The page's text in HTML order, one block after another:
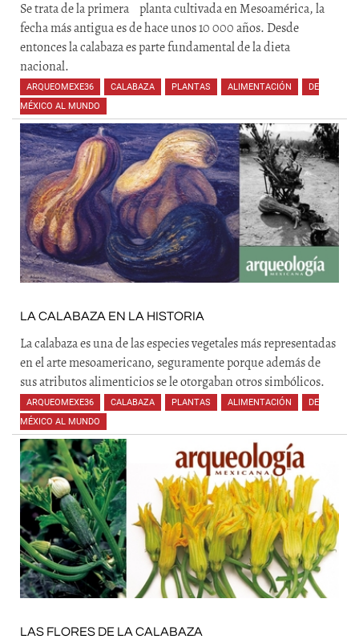
Se trata de la primera planta cultivada en Mesoamérica, la
fecha más antigua es de hace unos 10 000 años. Desde
entonces la calabaza es parte fundamental de la dieta
nacional.
ARQUEOMEXE36 CALABAZA PLANTAS ALIMENTACIÓN
DE
MÉXICO AL MUNDO
LA CALABAZA EN LA HISTORIA
La calabaza es una de las especies vegetales más representadas
en el arte mesoamericano, seguramente porque además de
sus atributos alimenticios se le otorgaban otros simbólicos.
ARQUEOMEXE36 CALABAZA PLANTAS ALIMENTACIÓN
DE
MÉXICO AL MUNDO
LAS FLORES DE LA CALABAZA